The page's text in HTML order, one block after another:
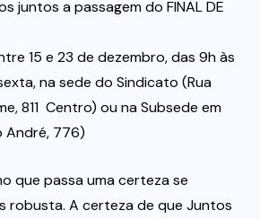
juntos a passagem do FINAL DE
15 e 23 de dezembro, das 9h às
na sede do Sindicato (Rua
811  Centro) ou na Subsede em
André, 776)
que passa uma certeza se
robusta. A certeza de que Juntos